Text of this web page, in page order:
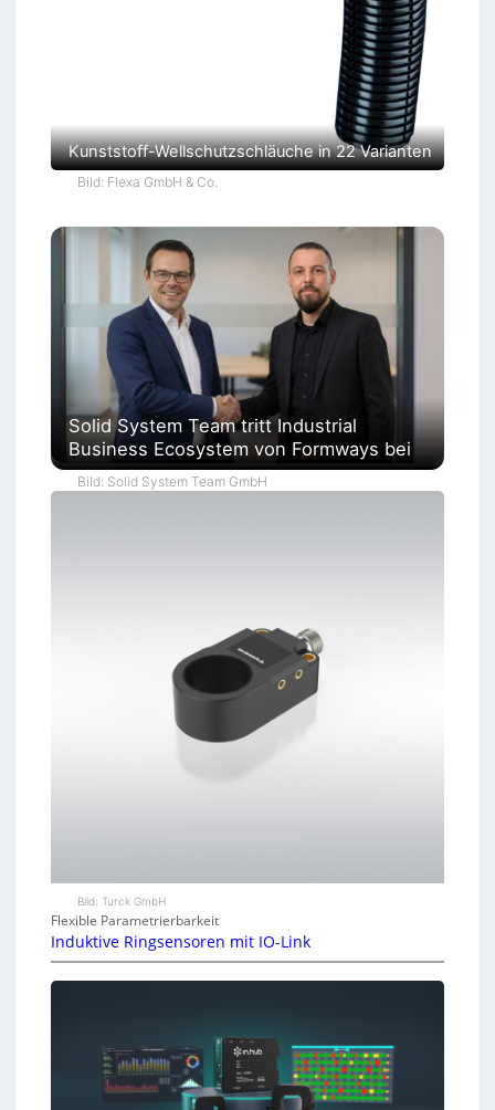
Kunststoff-Wellschutzschläuche in 22 Varianten
Bild: Flexa GmbH & Co.
Solid System Team tritt Industrial
Business Ecosystem von Formways bei
Bild: Solid System Team GmbH
Bild: Turck GmbH
Flexible Parametrierbarkeit
Induktive Ringsensoren mit IO-Link